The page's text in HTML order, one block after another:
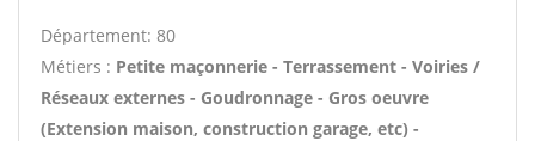
Département: 80
Métiers : Petite maçonnerie - Terrassement - Voiries /
Réseaux externes - Goudronnage - Gros oeuvre
(Extension maison, construction garage, etc) -